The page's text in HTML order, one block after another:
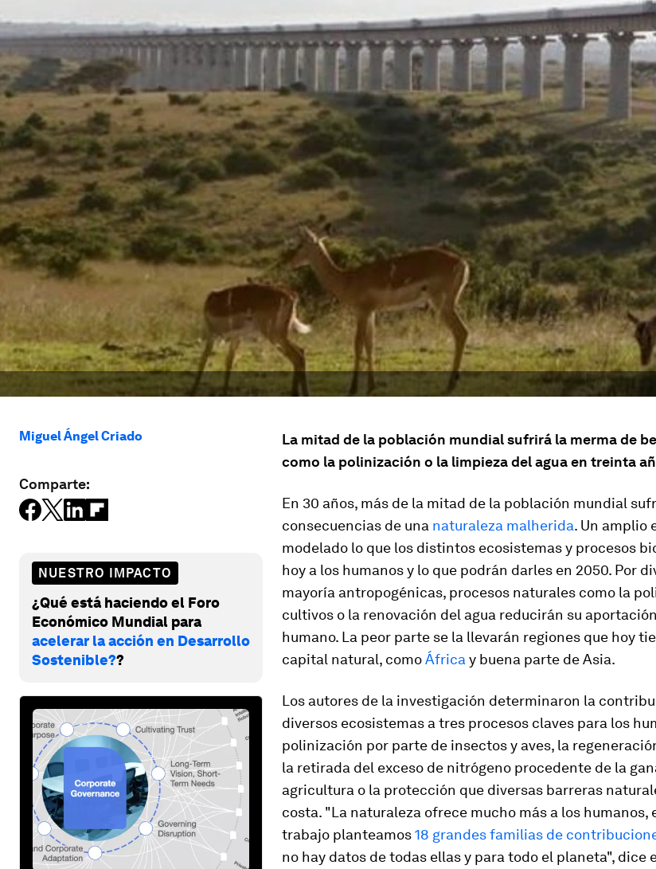
Miguel Ángel Criado
Comparte:
NUESTRO IMPACTO
¿Qué está haciendo el Foro
Económico Mundial para
acelerar la acción en Desarrollo
Sostenible??
La mitad de la población mundial sufrirá la merma de
como la polinización o la limpieza del agua en treinta
En 30 años, más de la mitad de la población mundial
consecuencias de una naturaleza malherida. Un amplio
modelado lo que los distintos ecosistemas y procesos
hoy a los humanos y lo que podrán darles en 2050. Por
mayoría antropogénicas, procesos naturales como la
cultivos o la renovación del agua reducirán su
humano. La peor parte se la llevarán regiones que hoy
capital natural, comoÁfrica y buena parte de Asia.
Los autores de la investigación determinaron la
diversos ecosistemas a tres procesos claves para los
polinización por parte de insectos y aves, la
la retirada del exceso de nitrógeno procedente de la
agricultura o la protección que diversas barreras
costa. "La naturaleza ofrece mucho más a los humanos,
trabajo planteamos18 grandes familias de
no hay datos de todas ellas y para todo el planeta", dice